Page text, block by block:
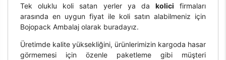
Tek oluklu koli satan yerler ya da kolici firmaları
arasında en uygun fiyat ile koli satın alabilmeniz için
Bojopack Ambalaj olarak buradayız.
Üretimde kalite yüksekliğini, ürünlerimizin kargoda hasar
görmemesi için özenle paketleme gibi müşteri